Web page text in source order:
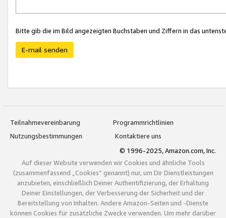
Bitte gib die im Bild angezeigten Buchstaben und Ziffern in das
E-mail senden
Teilnahmevereinbarung
Programmrichtlinien
Nutzungsbestimmungen
Kontaktiere uns
© 1996-2025, Amazon.com, Inc.
Auf dieser Website verwenden wir Cookies und ähnliche Tools
(zusammenfassend „Cookies“ genannt) nur, um Dir Dienstleistungen
anzubieten, einschließlich Deiner Authentifizierung, der Erhaltung
Deiner Einstellungen, der Verbesserung der Sicherheit und der
Bereitstellung von Inhalten. Andere Amazon-Seiten und -Dienste
können Cookies für zusätzliche Zwecke verwenden. Um mehr darüber